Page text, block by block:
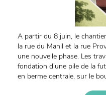
A partir du 8 juin, le
la rue du Manil et la rue
une nouvelle phase. Les
fondation d’une pile de la
en berme centrale, sur le